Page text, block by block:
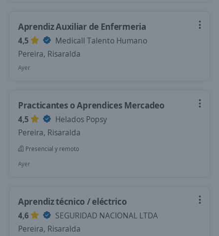
Aprendiz Auxiliar de Enfermeria
4,5
Medicall Talento Humano
Pereira, Risaralda
Ayer
Practicantes o Aprendices Mercadeo
4,5
Helados Popsy
Pereira, Risaralda
Presencial y remoto
Ayer
Aprendiz técnico / eléctrico
4,6
SEGURIDAD NACIONAL LTDA
Pereira, Risaralda